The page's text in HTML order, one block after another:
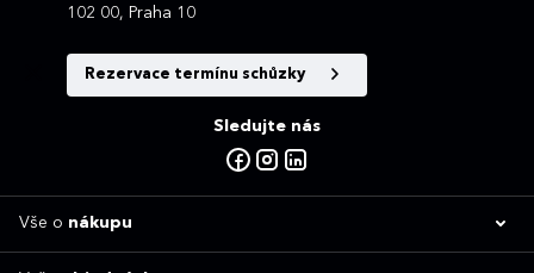
102 00, Praha 10
Rezervace termínu schůzky
Sledujte nás
Vše o nákupu